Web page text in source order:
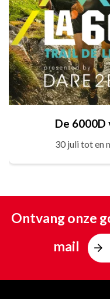
De 6000D
30 juli tot en
Ontvang onze
mail